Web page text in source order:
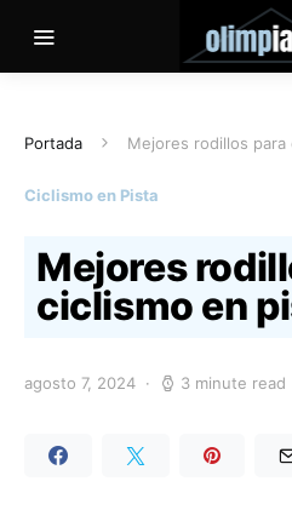
Portada Mejores rodillos
Ciclismo en Pista
Mejores
ciclismo en
agosto 7, 2024 3 minute read